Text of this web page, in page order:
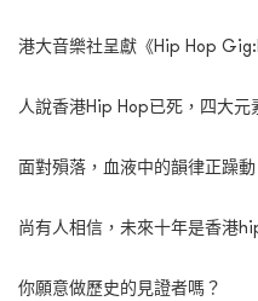
港大音樂社呈獻《Hip Hop
人說香港Hip Hop已死，四大元
面對殞落，血液中的韻律正躁動
尚有人相信，未來十年是香港
你願意做歷史的見證者嗎？